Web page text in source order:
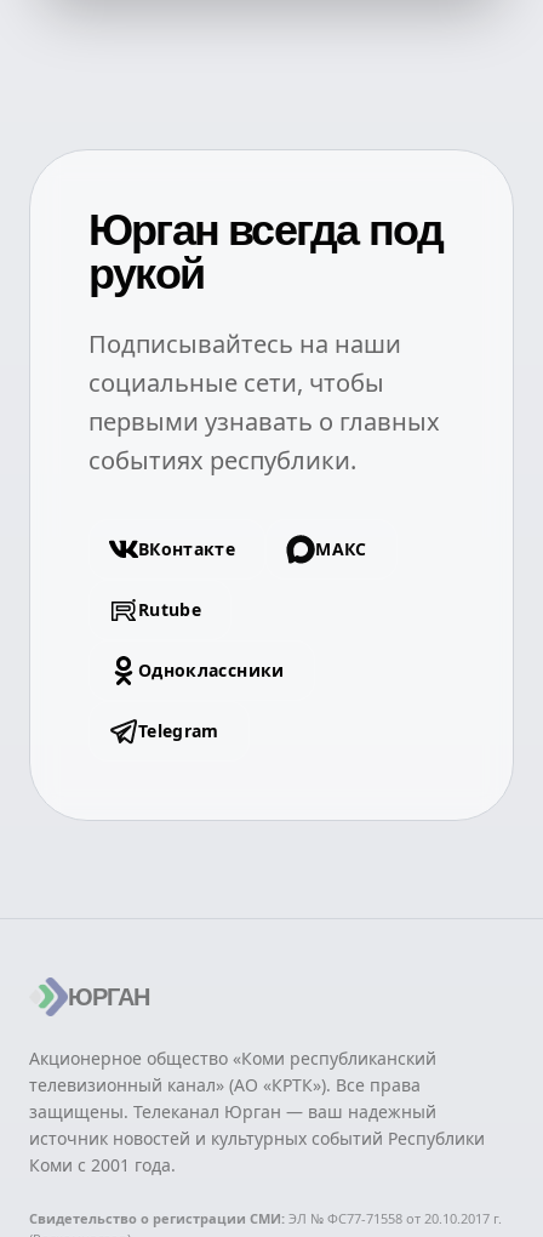
Юрган всегда под
рукой
Подписывайтесь на наши
социальные сети, чтобы
первыми узнавать о главных
событиях республики.
ВКонтакте МАКС
Rutube
Одноклассники
Telegram
ЮРГАН
Акционерное общество «Коми республиканский
телевизионный канал» (АО «КРТК»). Все права
защищены. Телеканал Юрган — ваш надежный
источник новостей и культурных событий Республики
Коми с 2001 года.
Свидетельство о регистрации СМИ: ЭЛ № ФС77-71558 от 20.10.2017 г.